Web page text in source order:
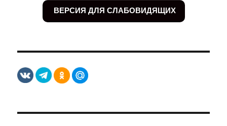
ВЕРСИЯ ДЛЯ СЛАБОВИДЯЩИХ